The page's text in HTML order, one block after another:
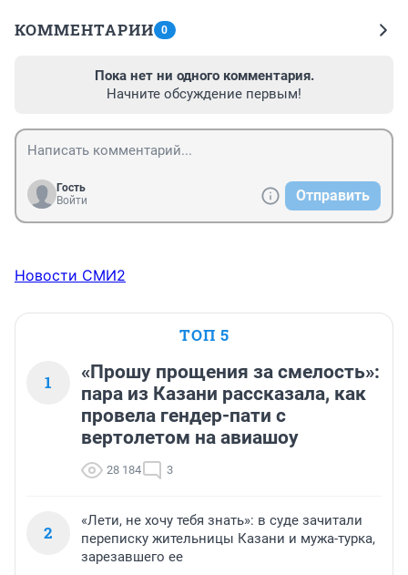
КОММЕНТАРИИ 0
Пока нет ни одного комментария.
Начните обсуждение первым!
Гость
Войти
Отправить
Новости СМИ2
ТОП 5
1
«Прошу прощения за смелость»:
пара из Казани рассказала, как
провела гендер-пати с
вертолетом на авиашоу
28 184 3
2
«Лети, не хочу тебя знать»: в суде зачитали
переписку жительницы Казани и мужа-турка,
зарезавшего ее